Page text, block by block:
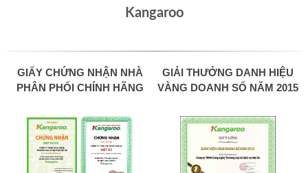
Kangaroo
GIẤY CHỨNG NHẬN NHÀ
PHÂN PHỐI CHÍNH HÃNG
GIẢI THƯỞNG DANH HIỆU
VÀNG DOANH SỐ NĂM 2015